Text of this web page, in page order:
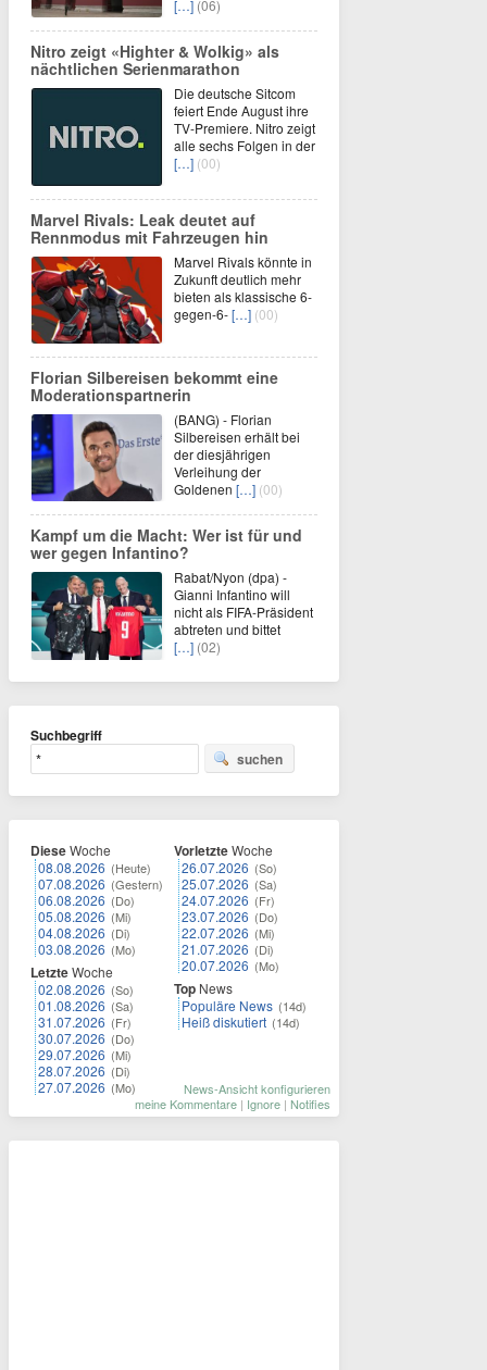
[…] (06)
Nitro zeigt «Highter & Wolkig» als
nächtlichen Serienmarathon
Die deutsche Sitcom
feiert Ende August ihre
TV-Premiere. Nitro zeigt
alle sechs Folgen in der
[…] (00)
Marvel Rivals: Leak deutet auf
Rennmodus mit Fahrzeugen hin
Marvel Rivals könnte in
Zukunft deutlich mehr
bieten als klassische 6-
gegen-6-[…] (00)
Florian Silbereisen bekommt eine
Moderationspartnerin
(BANG) - Florian
Silbereisen erhält bei
der diesjährigen
Verleihung der
Goldenen […] (00)
Kampf um die Macht: Wer ist für und
wer gegen Infantino?
Rabat/Nyon (dpa) -
Gianni Infantino will
nicht als FIFA-Präsident
abtreten und bittet
[…] (02)
Suchbegriff
suchen
DieseWoche
08.08.2026 (Heute)
07.08.2026 (Gestern)
06.08.2026 (Do)
05.08.2026 (Mi)
04.08.2026 (Di)
03.08.2026 (Mo)
LetzteWoche
02.08.2026 (So)
01.08.2026 (Sa)
31.07.2026 (Fr)
30.07.2026 (Do)
29.07.2026 (Mi)
28.07.2026 (Di)
27.07.2026 (Mo)
VorletzteWoche
26.07.2026 (So)
25.07.2026 (Sa)
24.07.2026 (Fr)
23.07.2026 (Do)
22.07.2026 (Mi)
21.07.2026 (Di)
20.07.2026 (Mo)
Top News
Populäre News (14d)
Heiß diskutiert (14d)
News-Ansicht konfigurieren
meine Kommentare | Ignore | Notifies